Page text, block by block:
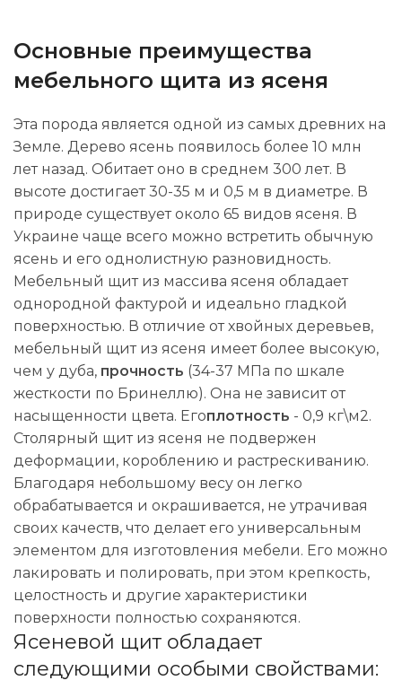
Основные преимущества
мебельного щита из ясеня
Эта порода является одной из самых древних на
Земле. Дерево ясень появилось более 10 млн
лет назад. Обитает оно в среднем 300 лет. В
высоте достигает 30-35 м и 0,5 м в диаметре. В
природе существует около 65 видов ясеня. В
Украине чаще всего можно встретить обычную
ясень и его однолистную разновидность.
Мебельный щит из массива ясеня обладает
однородной фактурой и идеально гладкой
поверхностью. В отличие от хвойных деревьев,
мебельный щит из ясеня имеет более высокую,
чем у дуба, прочность (34-37 МПа по шкале
жесткости по Бринеллю). Она не зависит от
насыщенности цвета. Егоплотность - 0,9 кг\м2.
Столярный щит из ясеня не подвержен
деформации, короблению и растрескиванию.
Благодаря небольшому весу он легко
обрабатывается и окрашивается, не утрачивая
своих качеств, что делает его универсальным
элементом для изготовления мебели. Его можно
лакировать и полировать, при этом крепкость,
целостность и другие характеристики
поверхности полностью сохраняются.
Ясеневой щит обладает
следующими особыми свойствами: